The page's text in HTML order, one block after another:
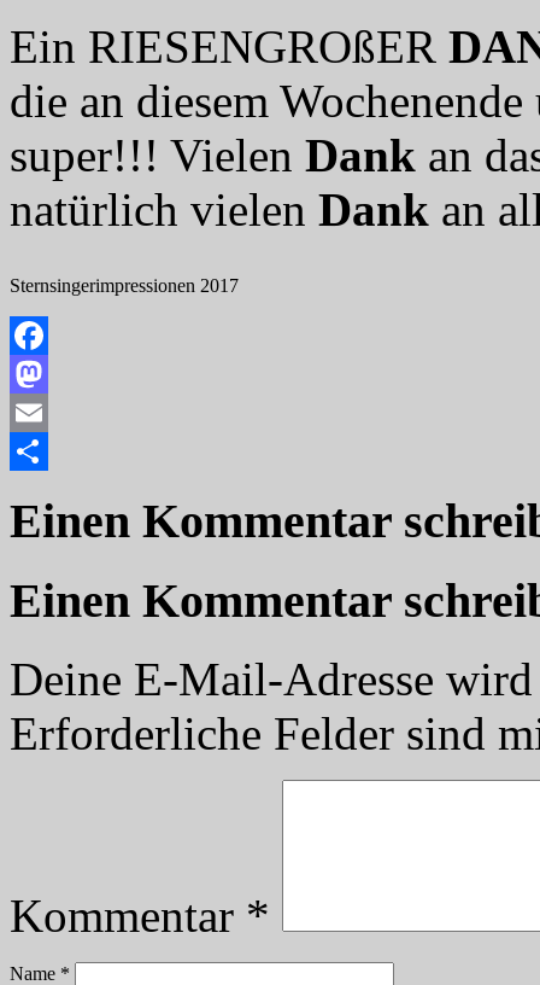
Ein RIESENGROßER
die an diesem
super!!! Vielen Dank an
natürlich vielen Dank an
Sternsingerimpressionen 2017
Facebook
Mastodon
Email
Einen Kommentar
Einen Kommentar
Deine E-Mail-Adresse
Erforderliche Felder sind
Kommentar *
Name *